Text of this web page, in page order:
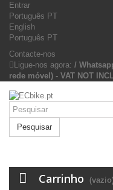
Entrar
Português PT
English
Português PT
Contacte-nos
Ligue-nos agora: /
rede móvel) - VAT NOT
Pesquisar
Carrinho